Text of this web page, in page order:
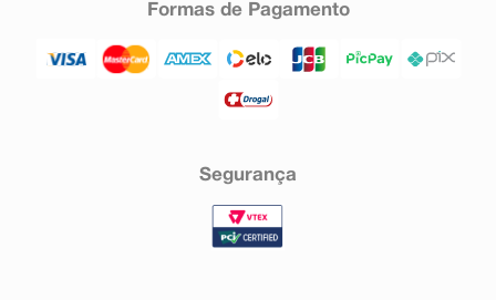
Formas de Pagamento
Segurança